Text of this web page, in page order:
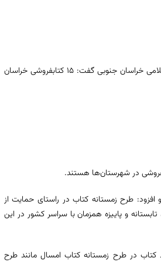
مدیرکل فرهنگ و ارشاد اسلامی خراسان جنوبی گفت: ۱۵ کتابفروشی خراسان
امروز (نهم اسفند) خبر داد و افزود: طرح زمستانه کتاب در راستای حمایت از
و پاییزه همزمان با سراسر کشور در این
می‌شود گفت: سقف خرید کتاب در طرح زمستانه کتاب امسال مانند طرح